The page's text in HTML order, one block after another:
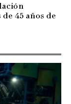
45 años de